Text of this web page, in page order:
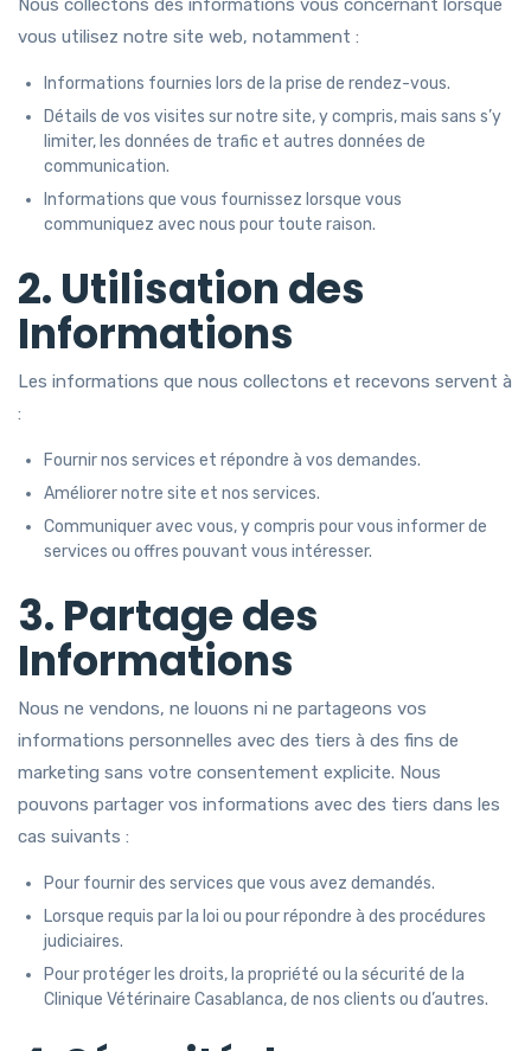
Nous collectons des informations vous concernant lorsque
vous utilisez notre site web, notamment :
Informations fournies lors de la prise de rendez-vous.
Détails de vos visites sur notre site, y compris, mais sans s’y
limiter, les données de trafic et autres données de
communication.
Informations que vous fournissez lorsque vous
communiquez avec nous pour toute raison.
2. Utilisation des
Informations
Les informations que nous collectons et recevons servent à
:
Fournir nos services et répondre à vos demandes.
Améliorer notre site et nos services.
Communiquer avec vous, y compris pour vous informer de
services ou offres pouvant vous intéresser.
3. Partage des
Informations
Nous ne vendons, ne louons ni ne partageons vos
informations personnelles avec des tiers à des fins de
marketing sans votre consentement explicite. Nous
pouvons partager vos informations avec des tiers dans les
cas suivants :
Pour fournir des services que vous avez demandés.
Lorsque requis par la loi ou pour répondre à des procédures
judiciaires.
Pour protéger les droits, la propriété ou la sécurité de la
Clinique Vétérinaire Casablanca, de nos clients ou d’autres.